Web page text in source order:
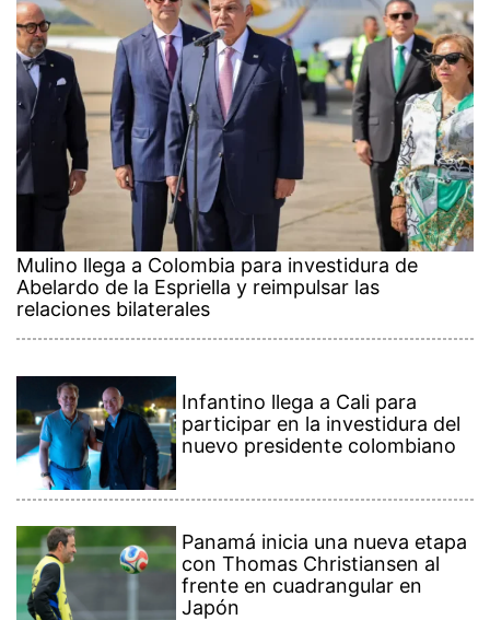
Mulino llega a Colombia para investidura de
Abelardo de la Espriella y reimpulsar las
relaciones bilaterales
Infantino llega a Cali para
participar en la investidura del
nuevo presidente colombiano
Panamá inicia una nueva etapa
con Thomas Christiansen al
frente en cuadrangular en
Japón